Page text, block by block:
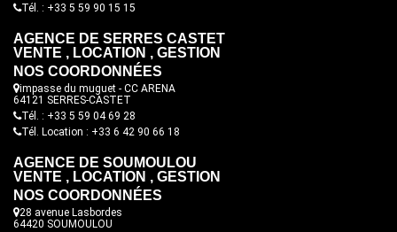
Tél. : +33 5 59 90 15 15
AGENCE DE SERRES CASTET
VENTE , LOCATION , GESTION
NOS COORDONNÉES
impasse du muguet - CC ARENA
64121 SERRES-CASTET
Tél. : +33 5 59 04 69 28
Tél. Location : +33 6 42 90 66 18
AGENCE DE SOUMOULOU
VENTE , LOCATION , GESTION
NOS COORDONNÉES
28 avenue Lasbordes
64420 SOUMOULOU